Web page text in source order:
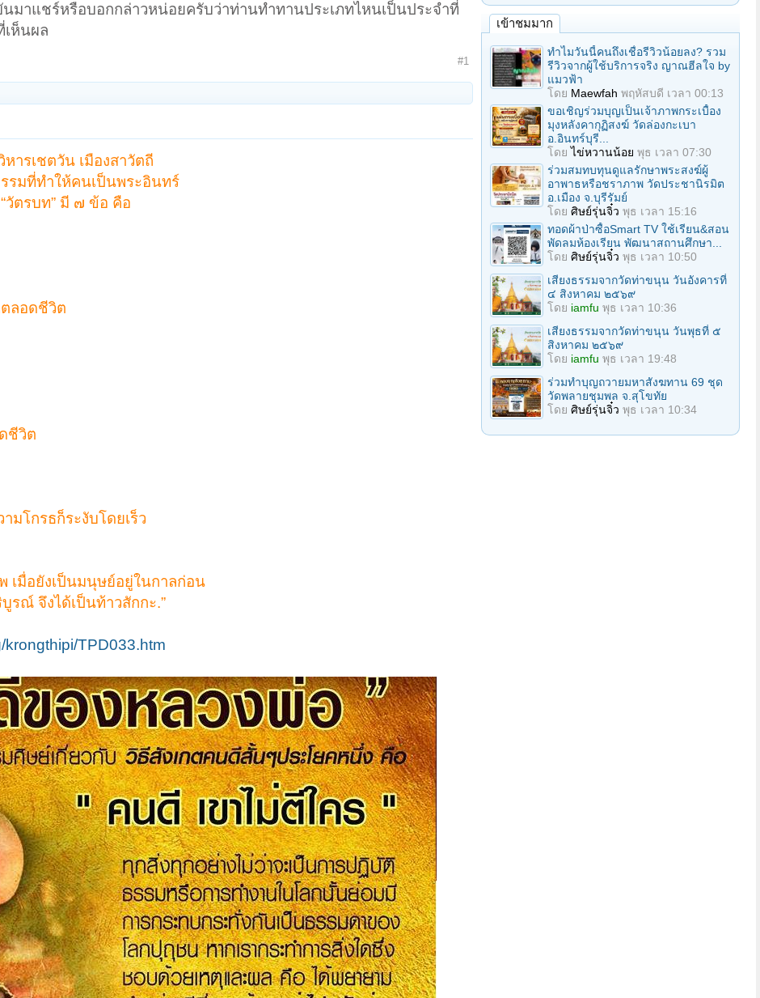
มาแชร์หรือบอกกล่าวหน่อยครับว่าท่านทำทานประเภทไหนเป็นประจำที่
ห็นผล
#1
ารเชตวัน เมืองสาวัตถี
รมที่ทำให้คนเป็นพระอินทร์
วัตรบท” มี ๗ ข้อ คือ
ลอดชีวิต
ชีวิต
มโกรธก็ระงับโดยเร็ว
เมื่อยังเป็นมนุษย์อยู่ในกาลก่อน
รณ์ จึงได้เป็นท้าวสักกะ.”
krongthipi/TPD033.htm
เข้าชมมาก
ทำไมวันนี้คนถึงเชื่อรีวิวน้อยลง? รวม
รีวิวจากผู้ใช้บริการจริง ญาณฮีลใจ by
แมวฟ้า
โดย Maewfah พฤหัสบดี เวลา 00:13
ขอเชิญร่วมบุญเป็นเจ้าภาพกระเบื้อง
มุงหลังคากุฏิสงฆ์ วัดล่องกะเบา
อ.อินทร์บุรี...
โดยไข่หวานน้อย พุธ เวลา 07:30
ร่วมสมทบทุนดูแลรักษาพระสงฆ์ผู้
อาพาธหรือชราภาพ วัดประชานิรมิต
อ.เมือง จ.บุรีรัมย์
โดย ศิษย์รุ่นจิ๋ว พุธ เวลา 15:16
ทอดผ้าป่าซื้อSmart TV ใช้เรียน&สอน
พัดลมห้องเรียน พัฒนาสถานศึกษา...
โดย ศิษย์รุ่นจิ๋ว พุธ เวลา 10:50
เสียงธรรมจากวัดท่าขนุน วันอังคารที่
๔ สิงหาคม ๒๕๖๙
โดย iamfu พุธ เวลา 10:36
เสียงธรรมจากวัดท่าขนุน วันพุธที่ ๕
สิงหาคม ๒๕๖๙
โดย iamfu พุธ เวลา 19:48
ร่วมทําบุญถวายมหาสังฆทาน 69 ชุด
วัดพลายชุมพล จ.สุโขทัย
โดย ศิษย์รุ่นจิ๋ว พุธ เวลา 10:34